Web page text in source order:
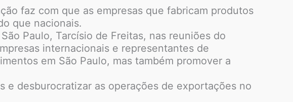
faz com que as empresas que fabricam produtos
que nacionais.
Paulo, Tarcísio de Freitas, nas reuniões do
internacionais e representantes de
em São Paulo, mas também promover a
e desburocratizar as operações de exportações no